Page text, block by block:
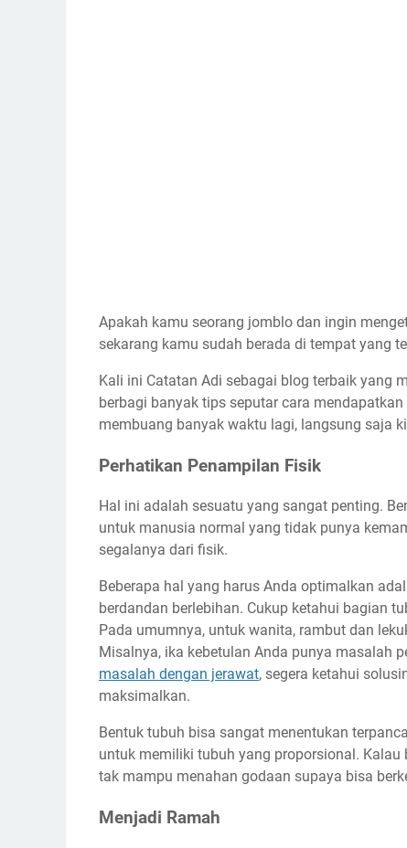
Apakah kamu seorang jomblo dan ingin
sekarang kamu sudah berada di tempat yang
Kali ini Catatan Adi sebagai blog terbaik yang
berbagi banyak tips seputar cara
membuang banyak waktu lagi, langsung saja
Perhatikan Penampilan Fisik
Hal ini adalah sesuatu yang sangat penting.
untuk manusia normal yang tidak punya
segalanya dari fisik.
Beberapa hal yang harus Anda optimalkan
berdandan berlebihan. Cukup ketahui bagian
Pada umumnya, untuk wanita, rambut dan
Misalnya, ika kebetulan Anda punya masalah
masalah dengan jerawat, segera ketahui
maksimalkan.
Bentuk tubuh bisa sangat menentukan
untuk memiliki tubuh yang proporsional.
tak mampu menahan godaan supaya bisa
Menjadi Ramah